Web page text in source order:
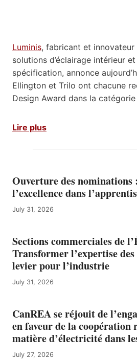
Luminis, fabricant et innovateur
solutions d’éclairage intérieur
spécification, annonce
Ellington et Trilo ont chacune
Design Award dans la
Lire plus
Ouverture des nominations
l’excellence dans
July 31, 2026
Sections commerciales de
Transformer l’expertise
levier pour l’industrie
July 31, 2026
CanREA se réjouit de
en faveur de la coopération
matière d’électricité dans
July 27, 2026